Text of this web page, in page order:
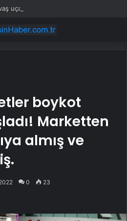
uçaklarını alarma geçirdi
boykot
Marketten
almış ve
0 23